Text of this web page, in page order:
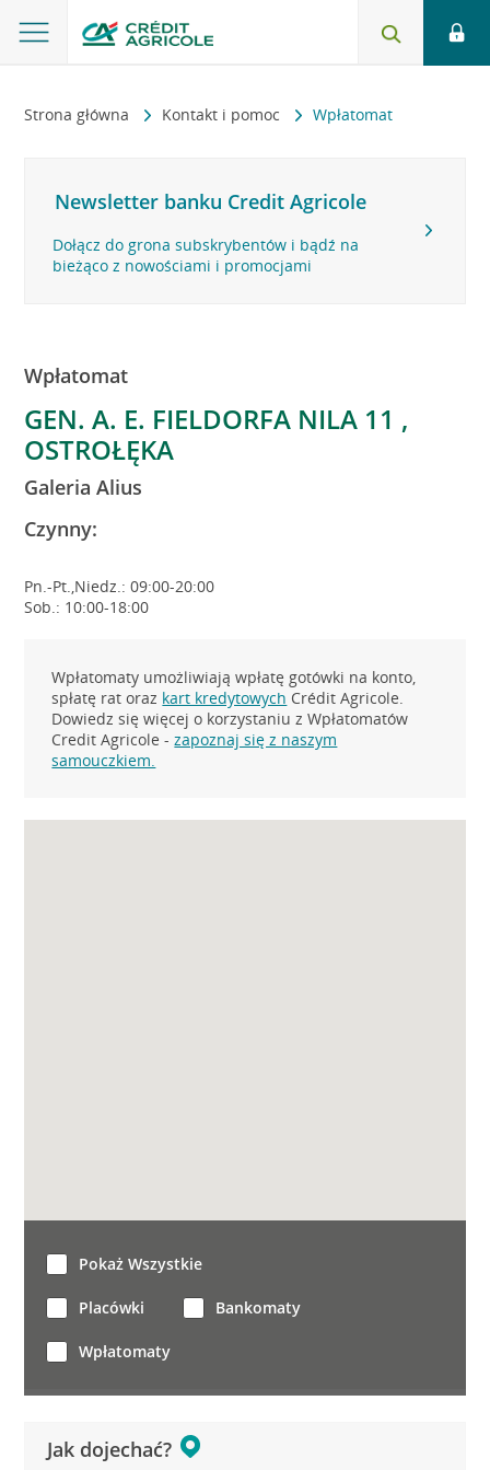
Strona główna Kontakt i pomoc Wpłatomat
Newsletter banku Credit Agricole
Dołącz do grona subskrybentów i bądź na
bieżąco z nowościami i promocjami
Wpłatomat
GEN. A. E. FIELDORFA NILA 11 ,
OSTROŁĘKA
Galeria Alius
Czynny:
Pn.-Pt.,Niedz.: 09:00-20:00
Sob.: 10:00-18:00
Wpłatomaty umożliwiają wpłatę gotówki na konto,
spłatę rat oraz kart kredytowych Crédit Agricole.
Dowiedz się więcej o korzystaniu z Wpłatomatów
Credit Agricole -zapoznaj się z naszym
samouczkiem.
Jak dojechać?
Pokaż Wszystkie
Placówki Bankomaty
Wpłatomaty